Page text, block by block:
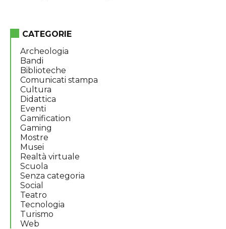
CATEGORIE
Archeologia
Bandi
Biblioteche
Comunicati stampa
Cultura
Didattica
Eventi
Gamification
Gaming
Mostre
Musei
Realtà virtuale
Scuola
Senza categoria
Social
Teatro
Tecnologia
Turismo
Web